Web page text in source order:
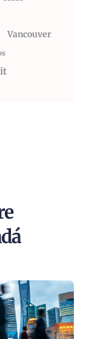
Vancouver